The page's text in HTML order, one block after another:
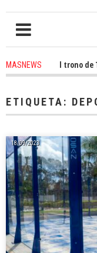
MASNEWSel trono de THE
ETIQUETA:
18/09/2023